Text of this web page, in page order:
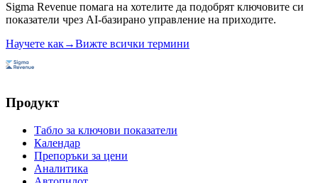
Sigma Revenue помага на хотелите да подобрят ключовите си
показатели чрез AI-базирано управление на приходите.
Научете как→Вижте всички термини
Продукт
Табло за ключови показатели
Календар
Препоръки за цени
Аналитика